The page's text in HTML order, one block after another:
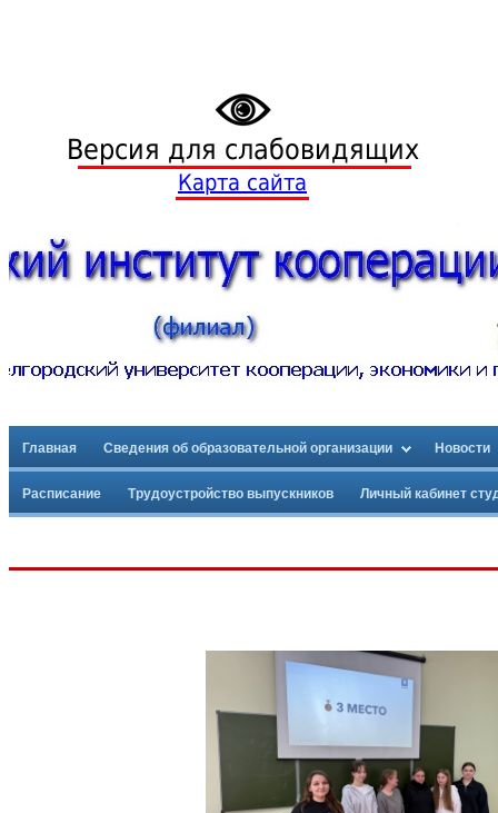
Версия для слабовидящих
Карта сайта
Главная Сведения об образовательной организации Новости
Расписание Трудоустройство выпускников Личный кабинет